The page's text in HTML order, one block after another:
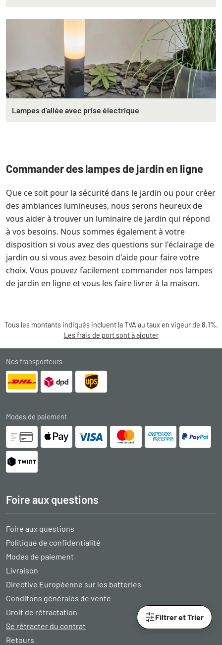
Filtrer et Trier
Lampes d'allée avec prise électrique
Commander des lampes de jardin en ligne
Que ce soit pour la sécurité dans le jardin ou pour créer
des ambiances lumineuses, nous serons heureux de
vous aider à trouver un luminaire de jardin qui répond
à vos besoins. Nous sommes également à votre
disposition si vous avez des questions sur l'éclairage de
jardin ou si vous avez besoin d'aide pour faire votre
choix. Vous pouvez facilement commander nos lampes
de jardin en ligne et vous les faire livrer à la maison.
Tous les montants indiqués incluent la TVA au taux en vigeur de 8.1%.
Les frais de port sont à ajouter
Nos transporteurs
Modes de paiement
Foire aux questions
Foire aux questions
Politique de confidentialité
Modes de paiement
Livraison
Directive Européenne sur les batteries
Conditons générales de vente
Droit de rétractation
Se rétracter du contrat
Retours